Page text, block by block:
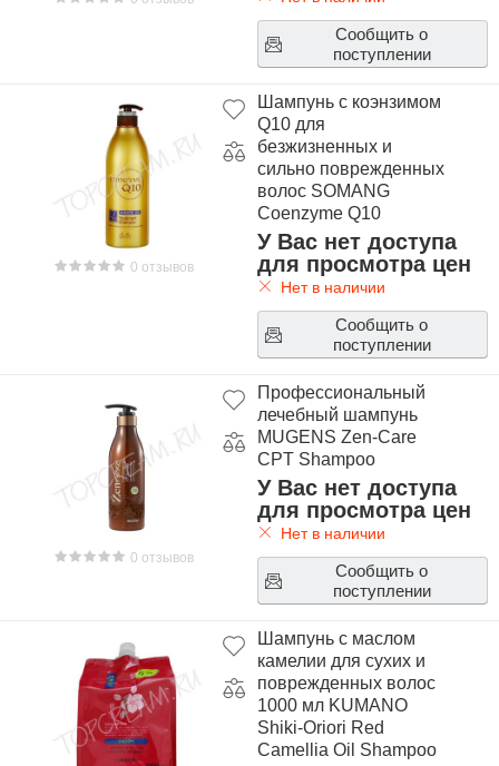
Сообщить о
поступлении
0 отзывов
Шампунь с коэнзимом
Q10 для
безжизненных и
сильно поврежденных
волос SOMANG
Coenzyme Q10
Treatment Shampoo
У Вас нет доступа
для просмотра цен
Нет в наличии
Сообщить о
поступлении
0 отзывов
Профессиональный
лечебный шампунь
MUGENS Zen-Care
CPT Shampoo
У Вас нет доступа
для просмотра цен
Нет в наличии
Сообщить о
поступлении
Шампунь с маслом
камелии для сухих и
поврежденных волос
1000 мл KUMANO
Shiki-Oriori Red
Camellia Oil Shampoo